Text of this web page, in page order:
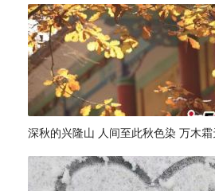
深秋的兴隆山 人间至此秋色染 万木